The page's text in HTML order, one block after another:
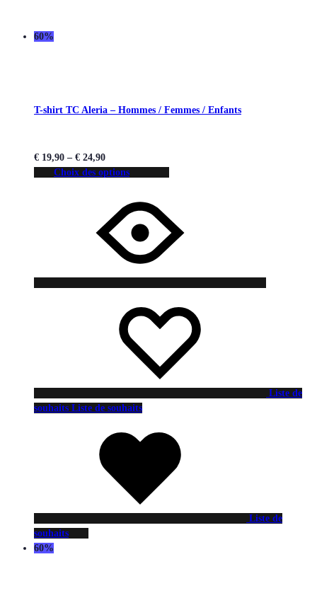
60%
T-shirt TC Aleria – Hommes / Femmes / Enfants
€ 19,90 – € 24,90
Choix des options
Liste de
souhaits Liste de souhaits
Liste de
souhaits
60%